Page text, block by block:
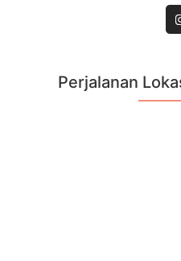
Perjalanan